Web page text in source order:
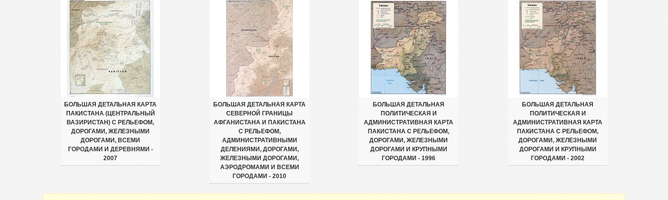
БОЛЬШАЯ ДЕТАЛЬНАЯ КАРТА
ПАКИСТАНА (ЦЕНТРАЛЬНЫЙ
ВАЗИРИСТАН) С РЕЛЬЕФОМ,
ДОРОГАМИ, ЖЕЛЕЗНЫМИ
ДОРОГАМИ, ВСЕМИ
ГОРОДАМИ И ДЕРЕВНЯМИ -
2007
БОЛЬШАЯ ДЕТАЛЬНАЯ КАРТА
СЕВЕРНОЙ ГРАНИЦЫ
АФГАНИСТАНА И ПАКИСТАНА
С РЕЛЬЕФОМ,
АДМИНИСТРАТИВНЫМИ
ДЕЛЕНИЯМИ, ДОРОГАМИ,
ЖЕЛЕЗНЫМИ ДОРОГАМИ,
АЭРОДРОМАМИ И ВСЕМИ
ГОРОДАМИ - 2010
БОЛЬШАЯ ДЕТАЛЬНАЯ
ПОЛИТИЧЕСКАЯ И
АДМИНИСТРАТИВНАЯ КАРТА
ПАКИСТАНА С РЕЛЬЕФОМ,
ДОРОГАМИ, ЖЕЛЕЗНЫМИ
ДОРОГАМИ И КРУПНЫМИ
ГОРОДАМИ - 1996
БОЛЬШАЯ ДЕТАЛЬНАЯ
ПОЛИТИЧЕСКАЯ И
АДМИНИСТРАТИВНАЯ КАРТА
ПАКИСТАНА С РЕЛЬЕФОМ,
ДОРОГАМИ, ЖЕЛЕЗНЫМИ
ДОРОГАМИ И КРУПНЫМИ
ГОРОДАМИ - 2002